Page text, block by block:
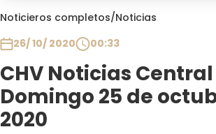
Noticieros completos/Noticias
26/ 10/ 2020
00:33
CHV Noticias Central
Domingo 25 de
2020
Club De La Comedia
Plan Perfecto
El Tiempo
Sabingo
Todos Los Programas